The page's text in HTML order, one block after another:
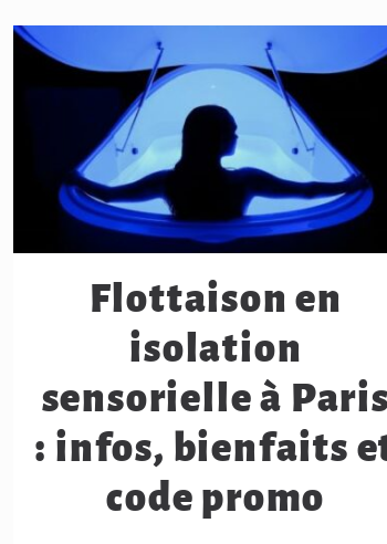
Flottaison en
isolation
sensorielle à
: infos, bienfaits
code promo